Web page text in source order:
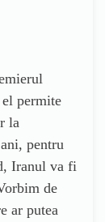
permite
la
pentru
Iranul va fi
de
ar putea